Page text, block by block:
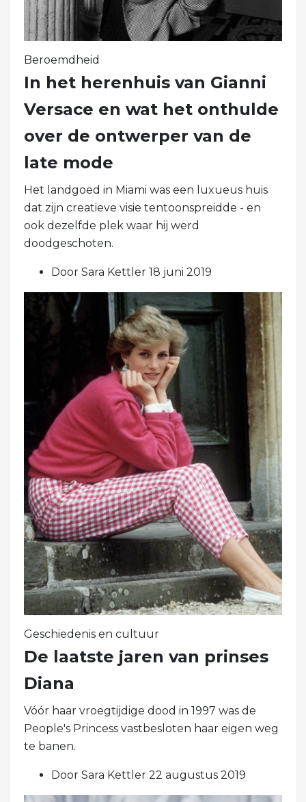
Beroemdheid
In het herenhuis van Gianni
Versace en wat het onthulde
over de ontwerper van de
late mode
Het landgoed in Miami was een luxueus huis
dat zijn creatieve visie tentoonspreidde - en
ook dezelfde plek waar hij werd
doodgeschoten.
Door Sara Kettler 18 juni 2019
Geschiedenis en cultuur
De laatste jaren van prinses
Diana
Vóór haar vroegtijdige dood in 1997 was de
People's Princess vastbesloten haar eigen weg
te banen.
Door Sara Kettler 22 augustus 2019